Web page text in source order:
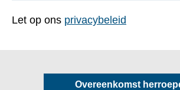
Let op ons privacybeleid
Overeenkomst